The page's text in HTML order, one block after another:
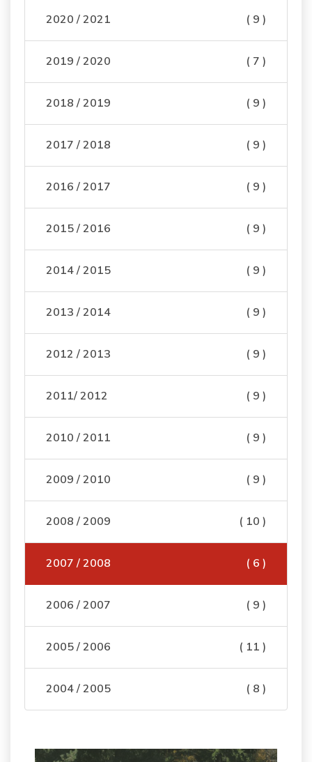
2020 / 2021 ( 9 )
2019 / 2020 ( 7 )
2018 / 2019 ( 9 )
2017 / 2018 ( 9 )
2016 / 2017 ( 9 )
2015 / 2016 ( 9 )
2014 / 2015 ( 9 )
2013 / 2014 ( 9 )
2012 / 2013 ( 9 )
2011/ 2012 ( 9 )
2010 / 2011 ( 9 )
2009 / 2010 ( 9 )
2008 / 2009 ( 10 )
2007 / 2008 ( 6 )
2006 / 2007 ( 9 )
2005 / 2006 ( 11 )
2004 / 2005 ( 8 )